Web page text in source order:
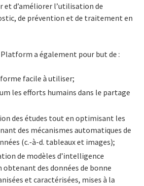
et d’améliorer l’utilisation de
de prévention et de traitement en
a également pour but de :
facile à utiliser;
les efforts humains dans le partage
des études tout en optimisant les
des mécanismes automatiques de
(c.-à-d. tableaux et images);
de modèles d’intelligence
des données de bonne
et caractérisées, mises à la